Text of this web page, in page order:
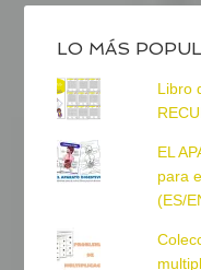
LO MÁS
Libro
EL
para
(ES/